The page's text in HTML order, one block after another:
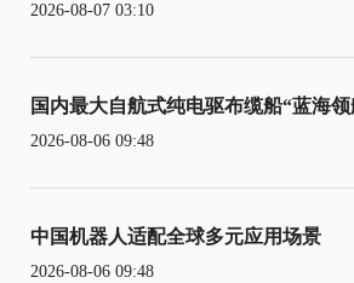
2026-08-07 03:10
国内最大自航式纯电驱布缆船“蓝海
2026-08-06 09:48
中国机器人适配全球多元应用场景
2026-08-06 09:48